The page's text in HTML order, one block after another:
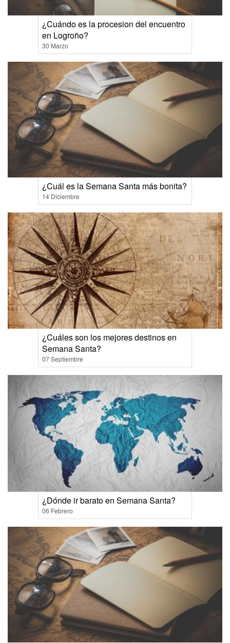
¿Cuándo es la procesion del encuentro
en Logroño?
30 Marzo
¿Cuál es la Semana Santa más bonita?
14 Diciembre
¿Cuáles son los mejores destinos en
Semana Santa?
07 Septiembre
¿Dónde ir barato en Semana Santa?
06 Febrero